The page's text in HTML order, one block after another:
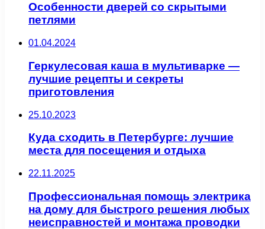
Особенности дверей со скрытыми
петлями
01.04.2024
Геркулесовая каша в мультиварке —
лучшие рецепты и секреты
приготовления
25.10.2023
Куда сходить в Петербурге: лучшие
места для посещения и отдыха
22.11.2025
Профессиональная помощь электрика
на дому для быстрого решения любых
неисправностей и монтажа проводки